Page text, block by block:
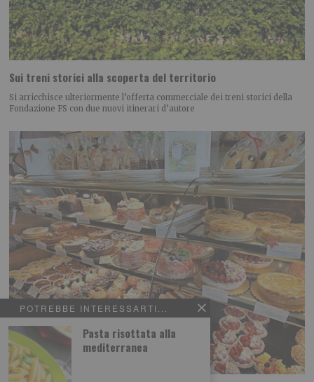
POTREBBE INTERESSARTI...
Pasta risottata alla
mediterranea
Sui treni storici alla scoperta del territorio
Si arricchisce ulteriormente l’offerta commerciale dei treni storici della
Fondazione FS con due nuovi itinerari d’autore